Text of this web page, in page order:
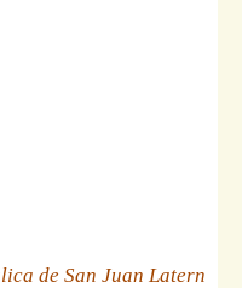
de San Juan Latern